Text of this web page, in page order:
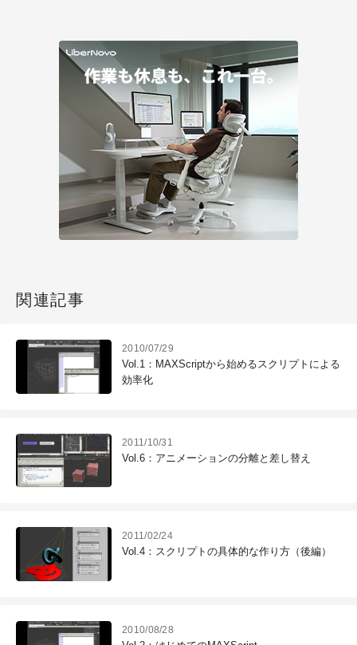
関連記事
2010/07/29
Vol.1：MAXScriptから始めるスクリプトによる
効率化
2011/10/31
Vol.6：アニメーションの分離と差し替え
2011/02/24
Vol.4：スクリプトの具体的な作り方（後編）
2010/08/28